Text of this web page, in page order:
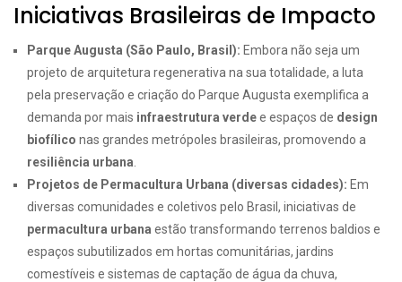
Iniciativas Brasileiras de Impacto
Parque Augusta (São Paulo, Brasil): Embora não seja um
projeto de arquitetura regenerativa na sua totalidade, a luta
pela preservação e criação do Parque Augusta exemplifica a
demanda por mais infraestrutura verdee espaços de design
biofílico nas grandes metrópoles brasileiras, promovendo a
resiliência urbana
Projetos de Permacultura Urbana (diversas cidades): Em
diversas comunidades e coletivos pelo Brasil, iniciativas de
permacultura urbana estão transformando terrenos baldios e
espaços subutilizados em hortas comunitárias, jardins
comestíveis e sistemas de captação de água da chuva,